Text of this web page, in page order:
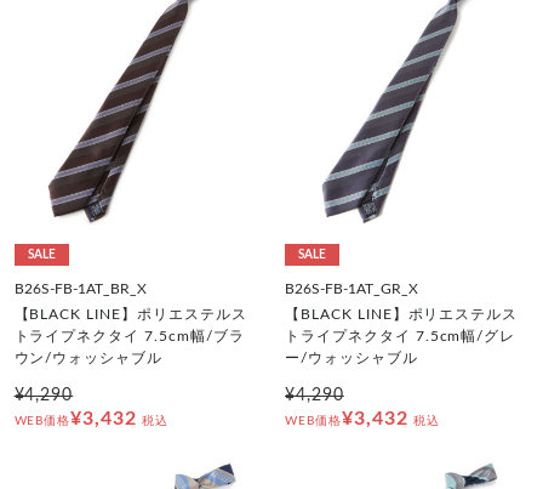
SALE
B26S-FB-1AT_BR_X
【BLACK LINE】ポリエステルス
トライプネクタイ 7.5cm幅/ブラ
ウン/ウォッシャブル
¥4,290
WEB価格¥3,432 税込
SALE
B26S-FB-1AT_GR_X
【BLACK LINE】ポリエステルス
トライプネクタイ 7.5cm幅/グレ
ー/ウォッシャブル
¥4,290
WEB価格¥3,432 税込